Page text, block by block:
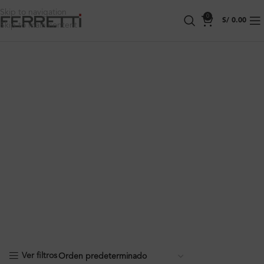
Skip to navigation
Skip to main content
0
S/ 0.00
Ver filtros